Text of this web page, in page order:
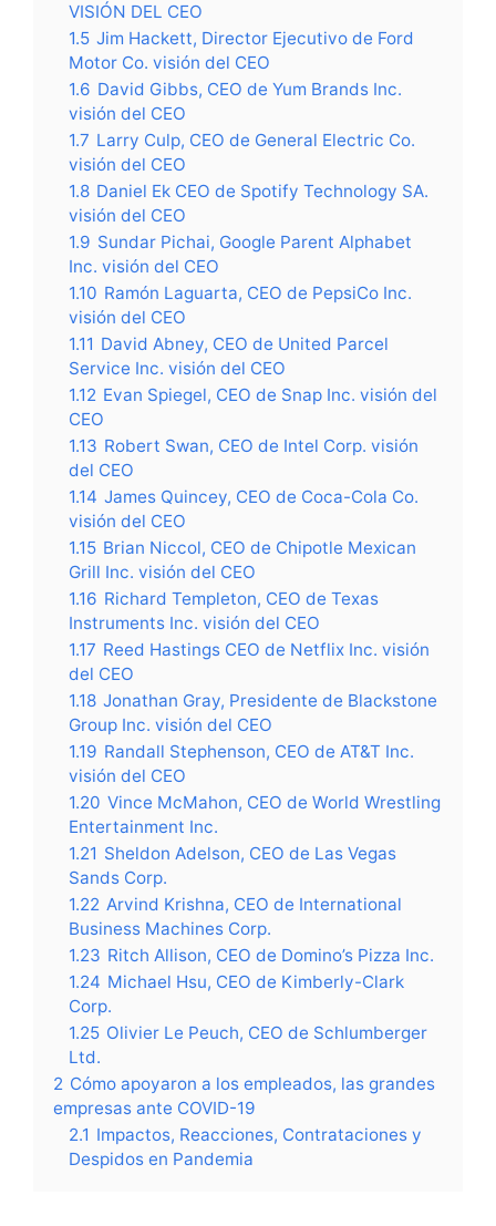
VISIÓN DEL CEO
1.5 Jim Hackett, Director Ejecutivo de Ford
Motor Co. visión del CEO
1.6 David Gibbs, CEO de Yum Brands Inc.
visión del CEO
1.7 Larry Culp, CEO de General Electric Co.
visión del CEO
1.8 Daniel Ek CEO de Spotify Technology SA.
visión del CEO
1.9 Sundar Pichai, Google Parent Alphabet
Inc. visión del CEO
1.10 Ramón Laguarta, CEO de PepsiCo Inc.
visión del CEO
1.11 David Abney, CEO de United Parcel
Service Inc. visión del CEO
1.12 Evan Spiegel, CEO de Snap Inc. visión del
CEO
1.13 Robert Swan, CEO de Intel Corp. visión
del CEO
1.14 James Quincey, CEO de Coca-Cola Co.
visión del CEO
1.15 Brian Niccol, CEO de Chipotle Mexican
Grill Inc. visión del CEO
1.16 Richard Templeton, CEO de Texas
Instruments Inc. visión del CEO
1.17 Reed Hastings CEO de Netflix Inc. visión
del CEO
1.18 Jonathan Gray, Presidente de Blackstone
Group Inc. visión del CEO
1.19 Randall Stephenson, CEO de AT&T Inc.
visión del CEO
1.20 Vince McMahon, CEO de World Wrestling
Entertainment Inc.
1.21 Sheldon Adelson, CEO de Las Vegas
Sands Corp.
1.22 Arvind Krishna, CEO de International
Business Machines Corp.
1.23 Ritch Allison, CEO de Domino’s Pizza Inc.
1.24 Michael Hsu, CEO de Kimberly-Clark
Corp.
1.25 Olivier Le Peuch, CEO de Schlumberger
Ltd.
2 Cómo apoyaron a los empleados, las grandes
empresas ante COVID-19
2.1 Impactos, Reacciones, Contrataciones y
Despidos en Pandemia